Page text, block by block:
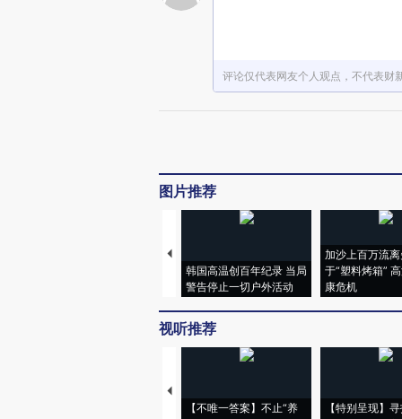
评论仅代表网友个人观点，不代表财
图片推荐
韩国高温创百年纪录 当局
警告停止一切户外活动
加沙上百万流
于“塑料烤箱”
康危机
视听推荐
【不唯一答案】不止“养
【特别呈现】